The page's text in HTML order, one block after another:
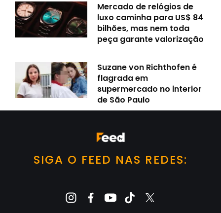
Mercado de relógios de
luxo caminha para US$ 84
bilhões, mas nem toda
peça garante valorização
Suzane von Richthofen é
flagrada em
supermercado no interior
de São Paulo
SIGA O FEED NAS REDES: